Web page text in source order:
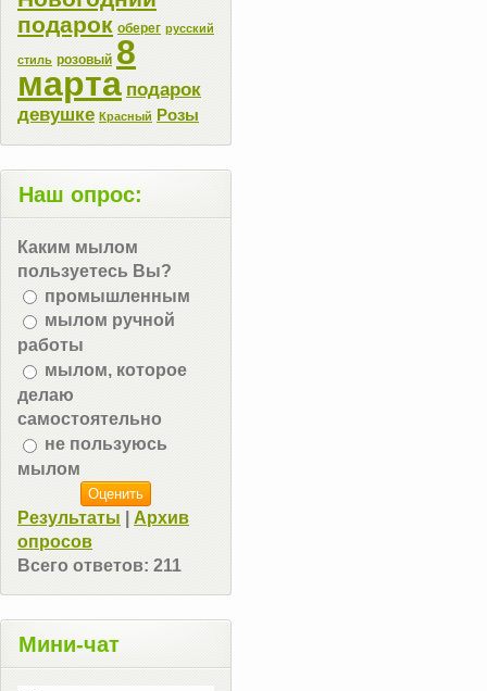
подарок оберег русский
стиль розовый 8
марта подарок
девушке Красный Розы
Наш опрос:
Каким мылом
пользуетесь Вы?
промышленным
мылом ручной
работы
мылом, которое
делаю
самостоятельно
не пользуюсь
мылом
Результаты
Архив
опросов
Всего ответов: 211
Мини-чат